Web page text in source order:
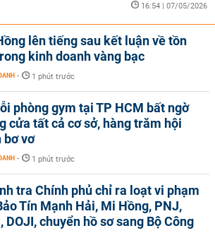
16:54 | 07/05/2026
lên tiếng sau kết luận về tồn
kinh doanh vàng bạc
- 1 phút trước
phòng gym tại TP HCM bất ngờ
cửa tất cả cơ sở, hàng trăm hội
bơ vơ
- 1 phút trước
tra Chính phủ chỉ ra loạt vi phạm
Tín Mạnh Hải, Mi Hồng, PNJ,
DOJI, chuyển hồ sơ sang Bộ Công